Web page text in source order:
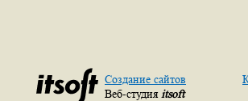
Создание сайтов
Веб-студия itsoft